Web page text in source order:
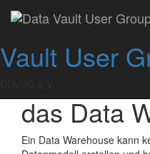
Vault User
DDVUG
das Data
Ein Data Warehouse kann